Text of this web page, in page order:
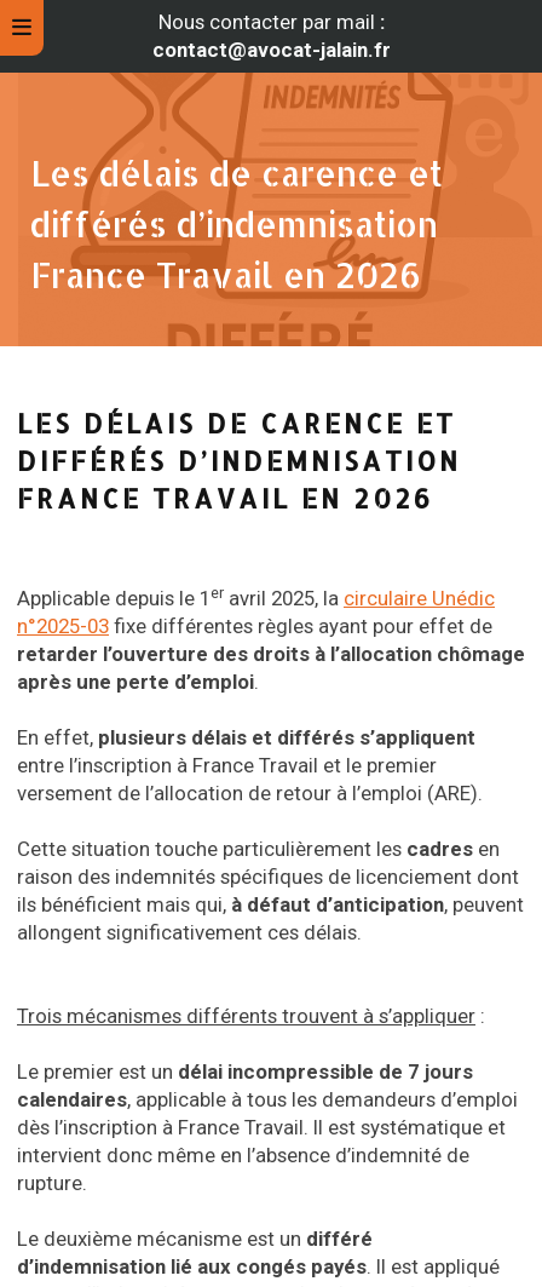
Nous contacter par mail :
contact@avocat-jalain.fr
Les délais de carence et
différés d’indemnisation
France Travail en 2026
LES DÉLAIS DE CARENCE ET
DIFFÉRÉS D’INDEMNISATION
FRANCE TRAVAIL EN 2026
Applicable depuis le 1 er avril 2025, la circulaire Unédic
n°2025-03 fixe différentes règles ayant pour effet de
retarder l’ouverture des droits à l’allocation chômage
après une perte d’emploi.
En effet, plusieurs délais et différés s’appliquent
entre l’inscription à France Travail et le premier
versement de l’allocation de retour à l’emploi (ARE).
Cette situation touche particulièrement les cadres en
raison des indemnités spécifiques de licenciement dont
ils bénéficient mais qui, à défaut d’anticipation, peuvent
allongent significativement ces délais.
Trois mécanismes différents trouvent à s’appliquer :
Le premier est un délai incompressible de 7 jours
calendaires, applicable à tous les demandeurs d’emploi
dès l’inscription à France Travail. Il est systématique et
intervient donc même en l’absence d’indemnité de
rupture.
Le deuxième mécanisme est un différé
d’indemnisation lié aux congés payés. Il est appliqué